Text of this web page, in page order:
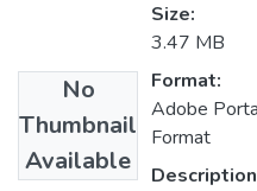
No
Thumbnail
Available
Size:
3.47 MB
Format:
Adobe
Format